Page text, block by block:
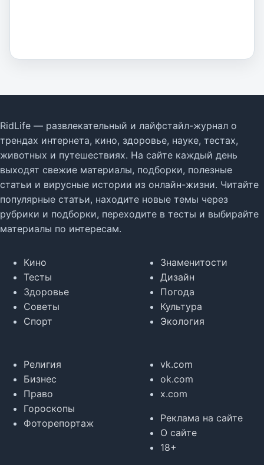
RidLife — развлекательный и лайфстайл-журнал о
трендах интернета, кино, здоровье, науке, тестах,
животных и путешествиях. На сайте каждый день
выходят свежие материалы, подборки, полезные
статьи и вирусные истории из онлайн-жизни. Читайте
популярные статьи, находите новые темы через
рубрики и подборки, переходите в тесты и выбирайте
материалы по интересам.
Кино
Тесты
Здоровье
Советы
Спорт
Знаменитости
Дизайн
Погода
Культура
Экология
Религия
Бизнес
Право
Гороскопы
Фоторепортаж
vk.com
ok.com
x.com
Реклама на сайте
О сайте
18+